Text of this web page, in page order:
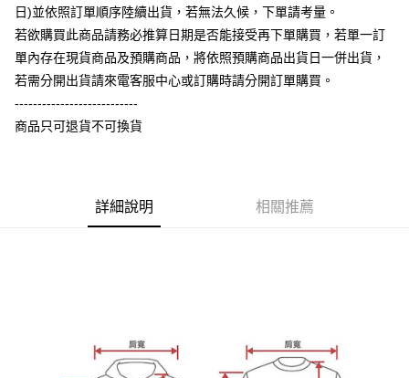
2.透過簡訊連結打開帳單後，可選擇「超商條碼／台灣大直營門市／銀行轉
帳／街口支付／iPASS MONEY」等通路繳費。
【注意事項】
1.本服務係由「台灣大哥大股份有限公司」（以下簡稱本公司）所提供，讓
2.基於同意付款使用「大哥付你分期」之契約關係目的，商店將以您的個人
１．於結帳方式選擇「AFTEE先享後付」後，將跳轉至「AFTEE先享後付」
２．訂單成立數日內，您將收到繳費通知簡訊。
３．收到繳費通知簡訊後14天內，點擊此簡訊中的連結，可透過四大超商／
ATM／網路銀行／等多元方式進行付款，方視為交易完成。
※ 請注意：結帳手續完成當下不需立刻繳費，但若您需要取消訂單，請聯絡
購買商品的店家。未經商家同意取消之訂單仍視為有效，需透過AFTEE先享
後付繳納相關費用。
４．使用「AFTEE先享後付」時，將依據個別帳號之用戶狀況，依本公司即
時審查核予不同之上限額度；若仍有額度不足之情形，本公司將視審查結果
付款後全家取貨
7-11付款取貨
每筆NT$65，滿NT$899(含以上)免運費
每筆NT$65，滿NT$899(含以上)免運費
日)並依照訂單順序陸續出貨，若無法久候，下單請考量。
若欲購買此商品請務必推算日期是否能接受再下單購買，若單一訂
單內存在現貨商品及預購商品，將依照預購商品出貨日一併出貨，
若需分開出貨請來電客服中心或訂購時請分開訂單購買。
---------------------------
商品只可退貨不可換貨
詳細說明 相關推薦